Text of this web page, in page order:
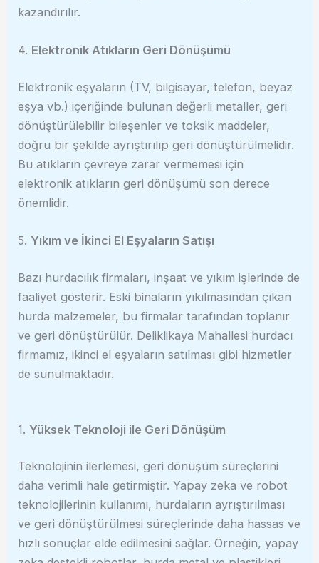
kazandırılır.
4. Elektronik Atıkların Geri Dönüşümü
Elektronik eşyaların (TV, bilgisayar, telefon, beyaz
eşya vb.) içeriğinde bulunan değerli metaller, geri
dönüştürülebilir bileşenler ve toksik maddeler,
doğru bir şekilde ayrıştırılıp geri dönüştürülmelidir.
Bu atıkların çevreye zarar vermemesi için
elektronik atıkların geri dönüşümü son derece
önemlidir.
5. Yıkım ve İkinci El Eşyaların Satışı
Bazı hurdacılık firmaları, inşaat ve yıkım işlerinde de
faaliyet gösterir. Eski binaların yıkılmasından çıkan
hurda malzemeler, bu firmalar tarafından toplanır
ve geri dönüştürülür. Deliklikaya Mahallesi hurdacı
firmamız, ikinci el eşyaların satılması gibi hizmetler
de sunulmaktadır.
1. Yüksek Teknoloji ile Geri Dönüşüm
Teknolojinin ilerlemesi, geri dönüşüm süreçlerini
daha verimli hale getirmiştir. Yapay zeka ve robot
teknolojilerinin kullanımı, hurdaların ayrıştırılması
ve geri dönüştürülmesi süreçlerinde daha hassas ve
hızlı sonuçlar elde edilmesini sağlar. Örneğin, yapay